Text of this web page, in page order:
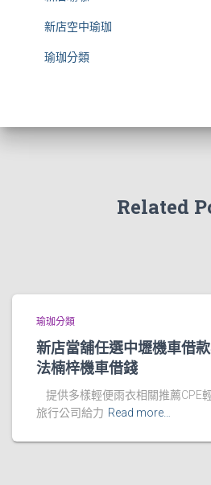
新店空中瑜珈
瑜珈分類
Related
瑜珈分類
新店當舖任選中壢機車借
法楠梓機車借錢
提供多樣輕便雨衣相關推薦CPE
旅行公司給力 Read more…